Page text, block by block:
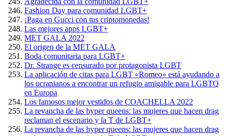
Fashion Day para comunidad LGBT+
¡Paga en Gucci con tus criptomonedas!
Las mejores apps LGBT+
MET GALA 2022
El origen de la MET GALA
Boda comunitaria para LGBT+
Dr. Strange es censurado por protagonista LGBT
La aplicación de citas para LGBT «Romeo» está ayudando a
los ucranianos a encontrar un refugio amigable para LGBTQ
en Europa
Los famosos mejor vestidos de COACHELLA 2022
La revancha de las hyper queens: las mujeres que hacen drag
reclaman el escenario y la T de LGBT+
La revancha de las hyper queens: las mujeres que hacen drag